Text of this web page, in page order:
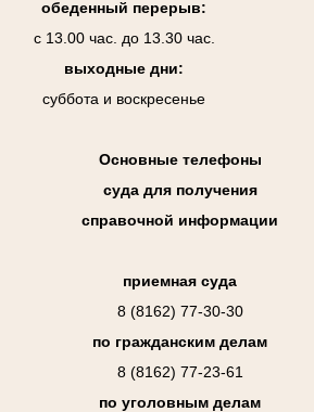
обеденный перерыв:
с 13.00 час. до 13.30 час.
выходные дни:
суббота и воскресенье
Основные телефоны
суда для получения
справочной информации
приемная суда
8 (8162) 77-30-30
по гражданским делам
8 (8162) 77-23-61
по уголовным делам